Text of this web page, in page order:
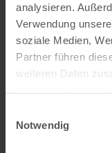
analysieren.
Verwendung
soziale Medien,
Partner führen
weiteren Daten
Notwendig